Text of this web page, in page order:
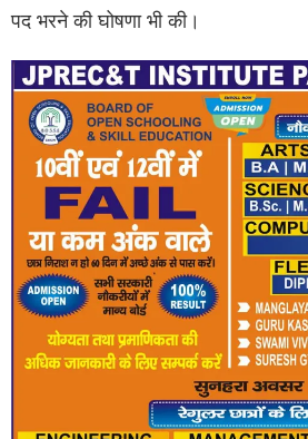
पद भरने की घोषणा भी की।